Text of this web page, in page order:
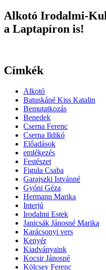
Alkotó Irodalmi-
a Laptapíron is!
Címkék
Alkotó
Batuskáné Kiss Katalin
Bemutatkozás
Benedek
Cserna Ferenc
Cserna Ildikó
Előadások
emlékezés
Festészet
Figula Csaba
Garajszki Istvánné
Gyóni Géza
Hermann Marika
Interjú
Irodalmi Estek
Janicsák Jánosné Marika
Karácsonyi vers
Kenyér
Kiadványaink
Kocsir Jánosné
Kölcsey Ferenc